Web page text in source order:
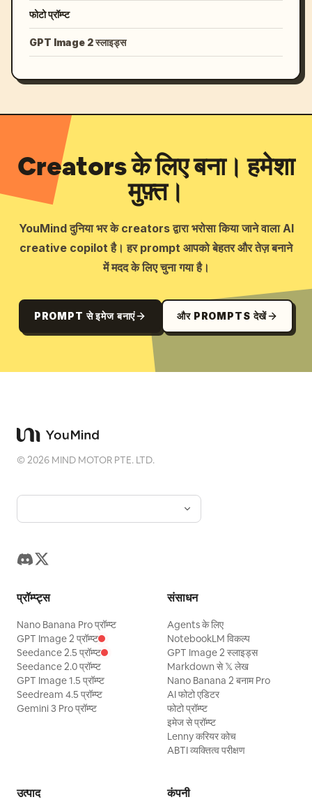
फोटो प्रॉम्प्ट
GPT Image 2 स्लाइड्स
Creators के लिए बना। हमेशा
मुफ़्त।
YouMind दुनिया भर के creators द्वारा भरोसा किया जाने वाला AI
creative copilot है। हर prompt आपको बेहतर और तेज़ बनाने
में मदद के लिए चुना गया है।
PROMPT से इमेज बनाएं और PROMPTS देखें
©2026 MIND MOTOR PTE. LTD.
प्रॉम्प्ट्स
Nano Banana Pro प्रॉम्प्ट
GPT Image 2 प्रॉम्प्ट
Seedance 2.5 प्रॉम्प्ट
Seedance 2.0 प्रॉम्प्ट
GPT Image 1.5 प्रॉम्प्ट
Seedream 4.5 प्रॉम्प्ट
Gemini 3 Pro प्रॉम्प्ट
संसाधन
Agents के लिए
NotebookLM विकल्प
GPT Image 2 स्लाइड्स
Markdown से 𝕏 लेख
Nano Banana 2 बनाम Pro
AI फोटो एडिटर
फोटो प्रॉम्प्ट
इमेज से प्रॉम्प्ट
Lenny करियर कोच
ABTI व्यक्तित्व परीक्षण
उत्पाद कंपनी